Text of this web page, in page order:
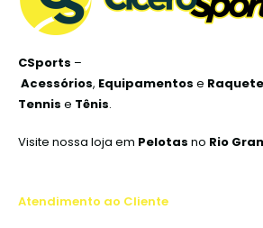
CSports –
Acessórios, Equipamentos e
Tennis e Tênis.
Visite nossa loja em Pelotas no Rio
Atendimento ao Cliente